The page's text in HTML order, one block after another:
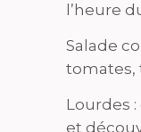
l’heure
Salade
tomates,
Lourdes
et